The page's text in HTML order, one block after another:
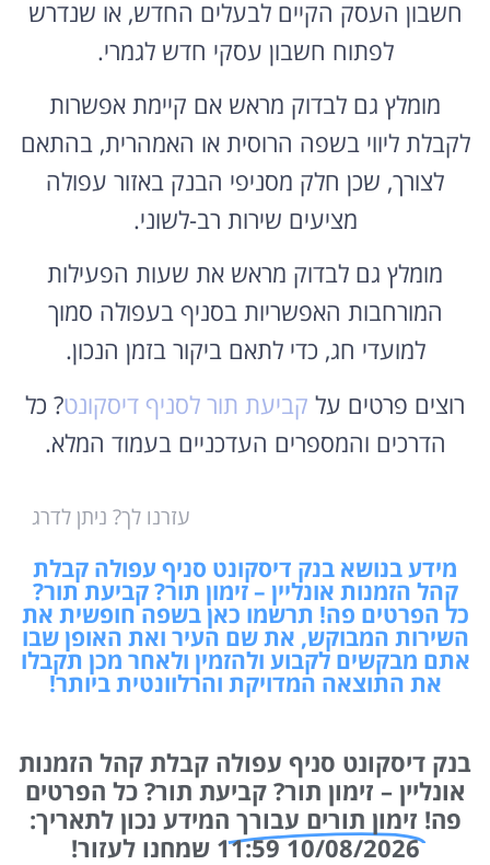
חשבון העסק הקיים לבעלים החדש, או שנדרש
לפתוח חשבון עסקי חדש לגמרי.
מומלץ גם לבדוק מראש אם קיימת אפשרות
לקבלת ליווי בשפה הרוסית או האמהרית, בהתאם
לצורך, שכן חלק מסניפי הבנק באזור עפולה
מציעים שירות רב-לשוני.
מומלץ גם לבדוק מראש את שעות הפעילות
המורחבות האפשריות בסניף בעפולה סמוך
למועדי חג, כדי לתאם ביקור בזמן הנכון.
רוצים פרטים על קביעת תור לסניף דיסקונט? כל
הדרכים והמספרים העדכניים בעמוד המלא.
עזרנו לך? ניתן לדרג
מידע בנושא בנק דיסקונט סניף עפולה קבלת
קהל הזמנות אונליין – זימון תור? קביעת תור?
כל הפרטים פה! תרשמו כאן בשפה חופשית את
השירות המבוקש, את שם העיר ואת האופן שבו
אתם מבקשים לקבוע ולהזמין ולאחר מכן תקבלו
את התוצאה המדויקת והרלוונטית ביותר!
בנק דיסקונט סניף עפולה קבלת קהל הזמנות
אונליין – זימון תור? קביעת תור? כל הפרטים
פה! זימון תורים עבורך המידע נכון לתאריך:
10/08/2026 11:59 שמחנו לעזור!